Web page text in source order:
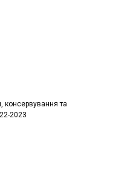
консервування та
2023